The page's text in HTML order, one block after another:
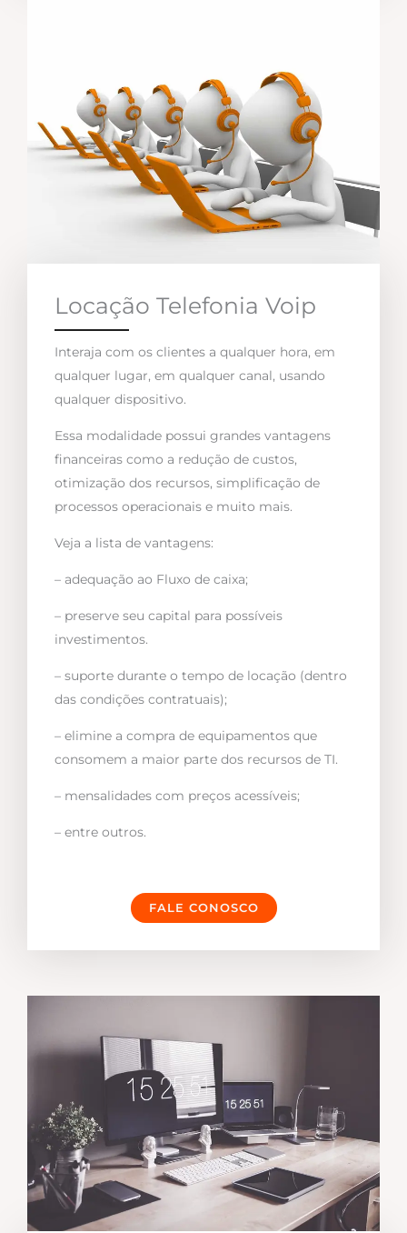
Locação Telefonia Voip
Interaja com os clientes a qualquer hora, em
qualquer lugar, em qualquer canal, usando
qualquer dispositivo.
Essa modalidade possui grandes vantagens
financeiras como a redução de custos,
otimização dos recursos, simplificação de
processos operacionais e muito mais.
Veja a lista de vantagens:
– adequação ao Fluxo de caixa;
– preserve seu capital para possíveis
investimentos.
– suporte durante o tempo de locação (dentro
das condições contratuais);
– elimine a compra de equipamentos que
consomem a maior parte dos recursos de TI.
– mensalidades com preços acessíveis;
– entre outros.
FALE CONOSCO